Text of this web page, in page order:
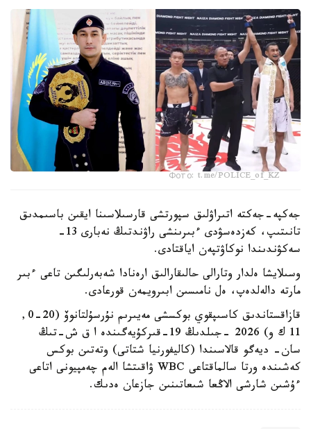
Фото: t.me/POLICE_of_KZ
جەكپە-جەكتە اتىراۋلىق سپورتشى قارسىلاسىنا ايقىن باسىمدىق
تانىتىپ، كەزدەسۋدى ءبىرىنشى راۋندتىڭ نەبارى 13-
سەكۋندىندا نوكاۋتپەن اياقتادى.
وسىلايشا ەلدار وتارالى حالىقارالىق ارەنادا شەبەرلىگىن تاعى ءبىر
مارتە دالەلدەپ، ەل نامىسىن ابىرويمەن قورعادى.
قازاقستاندىق كاسىپقوي بوكسشى مەيىرىم نۇرسۇلتانوۆ (20-0,
11 ك و) 2026 -جىلدىڭ 19-قىركۇيەگىندە ا ق ش-تىڭ
سان- ديەگو قالاسىندا (كاليفورنيا شتاتى) وتەتىن بوكس
كەشىندە ورتا سالماقتاعى WBC ۋاقىتشا الەم چەمپيونى اتاعى
ءۇشىن شارشى الاڭعا شىعاتىنىن جازعان ەدىك.